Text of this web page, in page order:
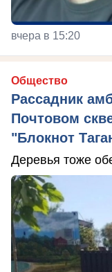
вчера в 15:20
Общество
Рассадник
Почтовом
"Блокнот
Деревья тоже